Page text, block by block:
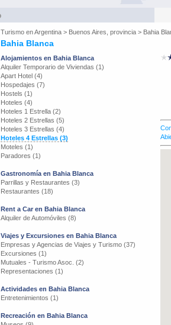
Turismo enArgentina > Buenos Aires, provincia > Bahia
Bahia Blanca
Alojamientos en Bahia Blanca
Alquiler Temporario de Viviendas (1)
Apart Hotel (4)
Hospedajes (7)
Hostels (1)
Hoteles (4)
Hoteles 1 Estrella (2)
Hoteles 2 Estrellas (5)
Hoteles 3 Estrellas (4)
Hoteles 4 Estrellas (3)
Moteles (1)
Paradores (1)
Gastronomía en Bahia Blanca
Parrillas y Restaurantes (3)
Restaurantes (18)
Rent a Car en Bahia Blanca
Alquiler de Automóviles (8)
Viajes y Excursiones en Bahia Blanca
Empresas y Agencias de Viajes y Turismo (37)
Excursiones (1)
Mutuales - Turismo Asoc. (2)
Representaciones (1)
Actividades en Bahia Blanca
Entretenimientos (1)
Recreación en Bahia Blanca